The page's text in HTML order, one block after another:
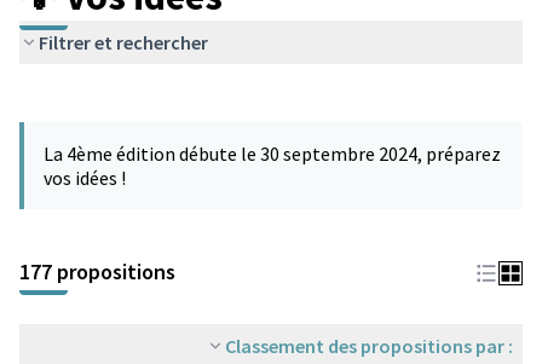
Filtrer et rechercher
−
La 4ème édition débute le 30 septembre 2024, préparez
vos idées !
177 propositions
Classement des propositions par :